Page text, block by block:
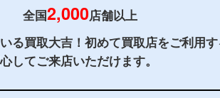
初めての方